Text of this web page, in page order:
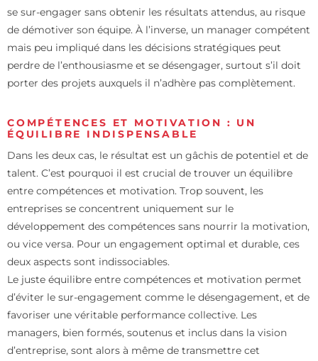
se sur-engager sans obtenir les résultats attendus, au risque
de démotiver son équipe. À l’inverse, un manager compétent
mais peu impliqué dans les décisions stratégiques peut
perdre de l’enthousiasme et se désengager, surtout s’il doit
porter des projets auxquels il n’adhère pas complètement.
COMPÉTENCES ET MOTIVATION : UN
ÉQUILIBRE INDISPENSABLE
Dans les deux cas, le résultat est un gâchis de potentiel et de
talent. C’est pourquoi il est crucial de trouver un équilibre
entre compétences et motivation. Trop souvent, les
entreprises se concentrent uniquement sur le
développement des compétences sans nourrir la motivation,
ou vice versa. Pour un engagement optimal et durable, ces
deux aspects sont indissociables.
Le juste équilibre entre compétences et motivation permet
d’éviter le sur-engagement comme le désengagement, et de
favoriser une véritable performance collective. Les
managers, bien formés, soutenus et inclus dans la vision
d’entreprise, sont alors à même de transmettre cet